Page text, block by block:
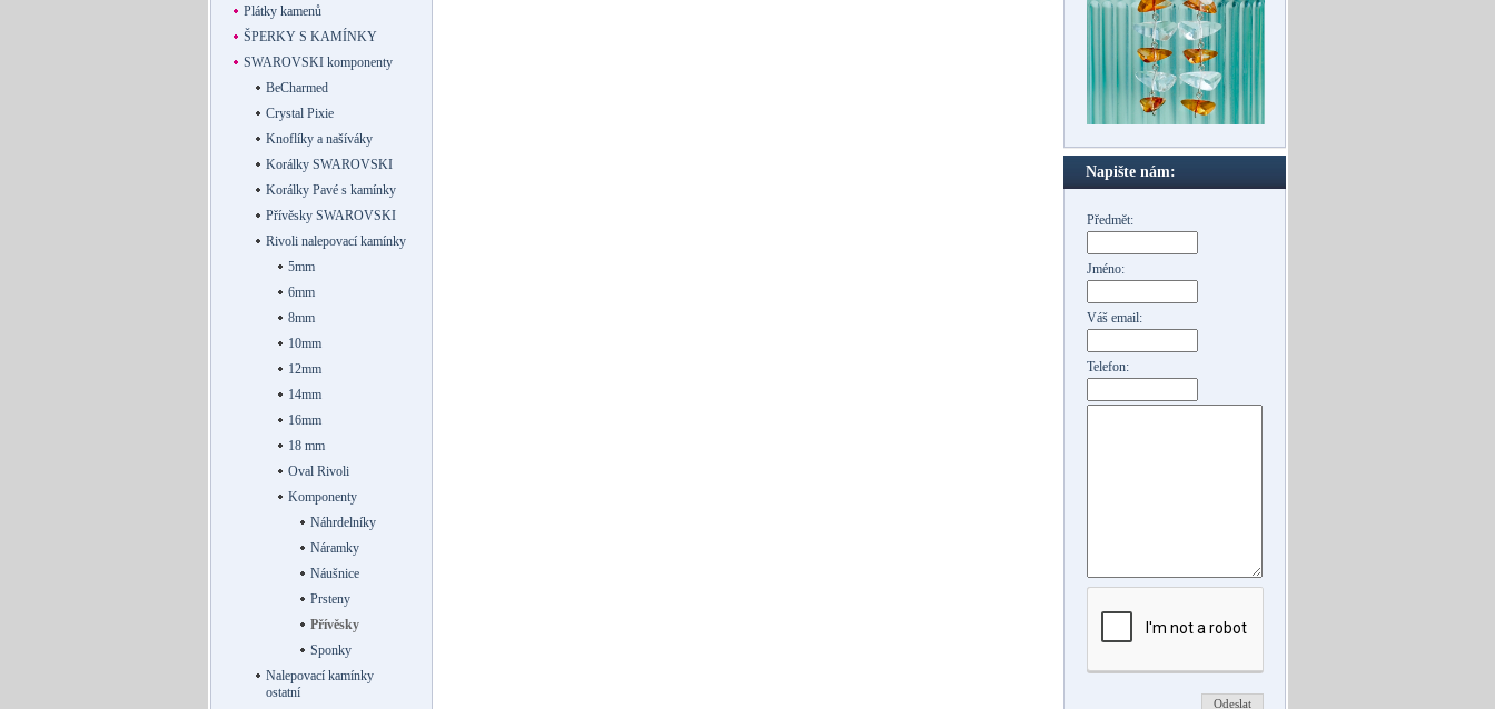
Plátky kamenů
ŠPERKY S KAMÍNKY
SWAROVSKI komponenty
BeCharmed
Crystal Pixie
Knoflíky a našíváky
Korálky SWAROVSKI
Korálky Pavé s kamínky
Přívěsky SWAROVSKI
Rivoli nalepovací kamínky
5mm
6mm
8mm
10mm
12mm
14mm
16mm
18 mm
Oval Rivoli
Komponenty
Náhrdelníky
Náramky
Náušnice
Prsteny
Přívěsky
Sponky
Nalepovací kamínky
ostatní
Napište nám:
Předmět:
Jméno:
Váš email:
Telefon: